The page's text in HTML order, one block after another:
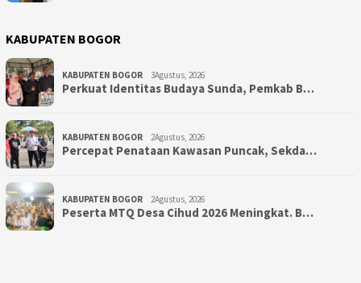
KABUPATEN BOGOR
KABUPATEN BOGOR 3Agustus, 2026
Perkuat Identitas Budaya Sunda, Pemkab B…
KABUPATEN BOGOR 2Agustus, 2026
‎Percepat Penataan Kawasan Puncak, Sekda…
KABUPATEN BOGOR 2Agustus, 2026
Peserta MTQ Desa Cihud 2026 Meningkat. B…